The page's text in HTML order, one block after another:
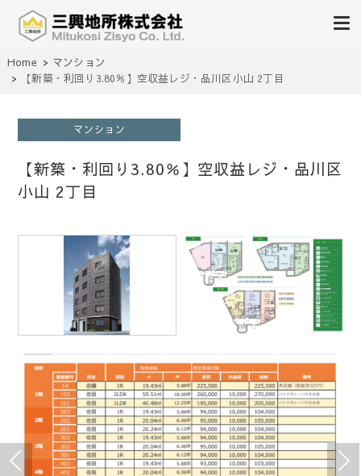
三興地所株式会社
Home
マンション
【新築・利回り3.80％】空収益レジ・品川区小山 2丁目
マンション
【新築・利回り3.80％】空収益レジ・品川区
小山 2丁目